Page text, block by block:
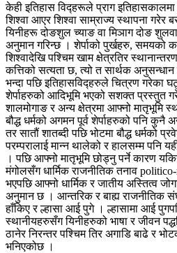
केही इतिहास विद्हरूले प्राग इतिहासकालमा
शिश्वा आएर शिश्वा साम्राज्य स्थापना
यिनीहरू दोङशुल च्याङ वा मिञाग दोङ
अनुमान गरिन्छ । शेर्पाको पुर्खहरु, समयको
शिश्वादेखि पश्चिम खाम क्षेत्रतिर
कत्तिको सत्यता छ, त्यो त सार्थक अनुसन्धान
भन्दा पछि इतिहासविद्हरुले चित्रण गरेका
शेर्पाहरुको आदिभूमि भएको सशक्त प्रस्तुत
शालमोगाङ र अन्य क्षेत्रमा आफ्नो मातृभूमि
बौद्ध धर्मको अगमन पूर्व शेर्पाहरुको पनि कुनै
तर सातौं शातब्दी पछि भोटमा बौद्ध धर्मको
परम्परालाई मान्न थालेको र हालसम्म पनि
। पछि आफ्नो मातृभूमि छोड्नु पर्ने कारण
मंगोलसँग धार्मिक राजनीतिक तनाव
भएपछि आफ्नो धार्मिक र जातीय अस्तित्व
अनुमान छ । आन्तरिक र बाह्य राजनीतिक
हाँकिए र ल्हासा आई पुगे । ल्हासामा आई
स्थानीयहरुसँग यिनीहरुको भाषा र जीवन
ठानेर निरन्तर पश्चिम तिर अगाडि बाढे र
भनिएकोछ ।